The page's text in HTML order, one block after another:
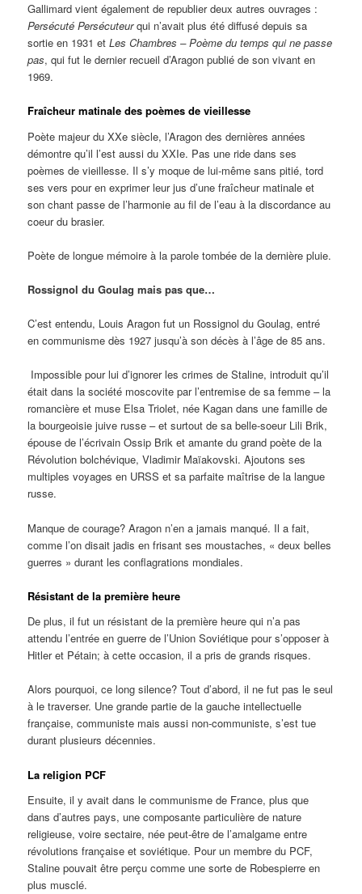
Gallimard vient également de republier deux autres ouvrages :
Persécuté Persécuteurqui n’avait plus été diffusé depuis sa
sortie en 1931 etLes Chambres – Poème du temps qui ne passe
pas, qui fut le dernier recueil d’Aragon publié de son vivant en
1969.
Fraîcheur matinale des poèmes de vieillesse
Poète majeur du XXe siècle, l’Aragon des dernières années
démontre qu’il l’est aussi du XXIe. Pas une ride dans ses
poèmes de vieillesse. Il s’y moque de lui-même sans pitié, tord
ses vers pour en exprimer leur jus d’une fraîcheur matinale et
son chant passe de l’harmonie au fil de l’eau à la discordance au
coeur du brasier.
Poète de longue mémoire à la parole tombée de la dernière pluie.
Rossignol du Goulag mais pas que…
C’est entendu, Louis Aragon fut un Rossignol du Goulag, entré
en communisme dès 1927 jusqu’à son décès à l’âge de 85 ans.
Impossible pour lui d’ignorer les crimes de Staline, introduit qu’il
était dans la société moscovite par l’entremise de sa femme – la
romancière et muse Elsa Triolet, née Kagan dans une famille de
la bourgeoisie juive russe – et surtout de sa belle-soeur Lili Brik,
épouse de l’écrivain Ossip Brik et amante du grand poète de la
Révolution bolchévique, Vladimir Maïakovski. Ajoutons ses
multiples voyages en URSS et sa parfaite maîtrise de la langue
russe.
Manque de courage? Aragon n’en a jamais manqué. Il a fait,
comme l’on disait jadis en frisant ses moustaches, « deux belles
guerres » durant les conflagrations mondiales.
Résistant de la première heure
De plus, il fut un résistant de la première heure qui n’a pas
attendu l’entrée en guerre de l’Union Soviétique pour s’opposer à
Hitler et Pétain; à cette occasion, il a pris de grands risques.
Alors pourquoi, ce long silence? Tout d’abord, il ne fut pas le seul
à le traverser. Une grande partie de la gauche intellectuelle
française, communiste mais aussi non-communiste, s’est tue
durant plusieurs décennies.
La religion PCF
Ensuite, il y avait dans le communisme de France, plus que
dans d’autres pays, une composante particulière de nature
religieuse, voire sectaire, née peut-être de l’amalgame entre
révolutions française et soviétique. Pour un membre du PCF,
Staline pouvait être perçu comme une sorte de Robespierre en
plus musclé.